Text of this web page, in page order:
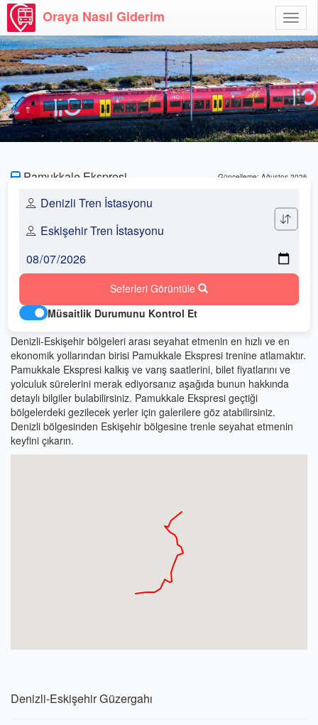
Aç
Oraya Nasıl Giderim
Seferleri Görüntüle
Müsaitlik Durumunu Kontrol Et
Pamukkale Ekspresi Güncelleme: Ağustos 2026
Denizli-Eskişehir bölgeleri arası seyahat etmenin en hızlı ve en
ekonomik yollarından birisi Pamukkale Ekspresi trenine atlamaktır.
Pamukkale Ekspresi kalkış ve varış saatlerini, bilet fiyatlarını ve
yolculuk sürelerini merak ediyorsanız aşağıda bunun hakkında
detaylı bilgiler bulabilirsiniz. Pamukkale Ekspresi geçtiği
bölgelerdeki gezilecek yerler için galerilere göz atabilirsiniz.
Denizli bölgesinden Eskişehir bölgesine trenle seyahat etmenin
keyfini çıkarın.
Denizli-Eskişehir Güzergahı